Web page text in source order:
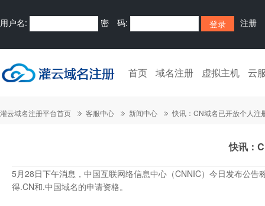
用户名: 密 码: 注册
首页 域名注册 虚拟主机 云
灌云域名注册平台首页 客服中心 新闻中心 快讯：CN域名已开放个人注
快讯：
5月28日下午消息，中国互联网络信息中心（CNNIC）今日发布公
得.CN和.中国域名的申请资格。